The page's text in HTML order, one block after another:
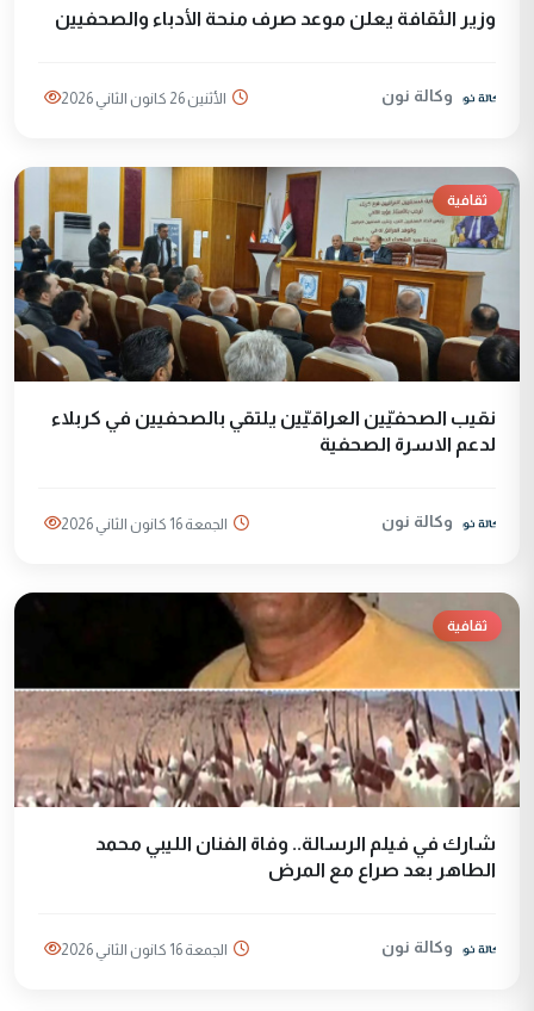
وزير الثقافة يعلن موعد صرف منحة الأدباء والصحفيين
وكالة نون الأثنين 26 كانون الثاني 2026
ثقافية
نقيب الصحفيّين العراقيّين يلتقي بالصحفيين في كربلاء
لدعم الاسرة الصحفية
وكالة نون الجمعة 16 كانون الثاني 2026
ثقافية
شارك في فيلم الرسالة.. وفاة الفنان الليبي محمد
الطاهر بعد صراع مع المرض
وكالة نون الجمعة 16 كانون الثاني 2026